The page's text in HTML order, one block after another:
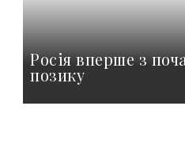
Росія вперше з
позику